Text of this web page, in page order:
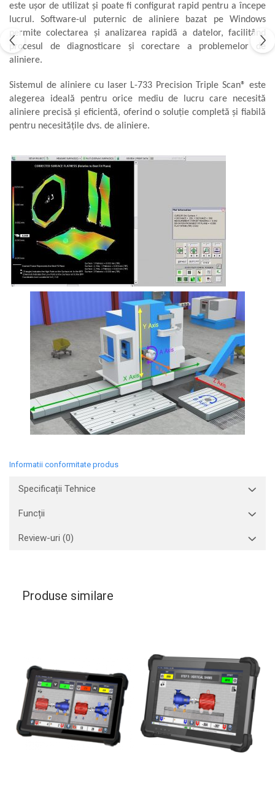
este ușor de utilizat și poate fi configurat rapid pentru a începe
lucrul. Software-ul puternic de aliniere bazat pe Windows
permite colectarea și analizarea rapidă a datelor, facilitând
procesul de diagnosticare și corectare a problemelor de
aliniere.
Sistemul de aliniere cu laser L-733 Precision Triple Scan® este
alegerea ideală pentru orice mediu de lucru care necesită
aliniere precisă și eficientă, oferind o soluție completă și fiabilă
pentru necesitățile dvs. de aliniere.
Informatii conformitate produs
Specificații Tehnice
Funcții
Review-uri (0)
Produse similare